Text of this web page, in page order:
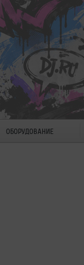
ОБОРУДОВАНИЕ